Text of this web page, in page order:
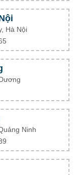
Hà Nội
Ninh